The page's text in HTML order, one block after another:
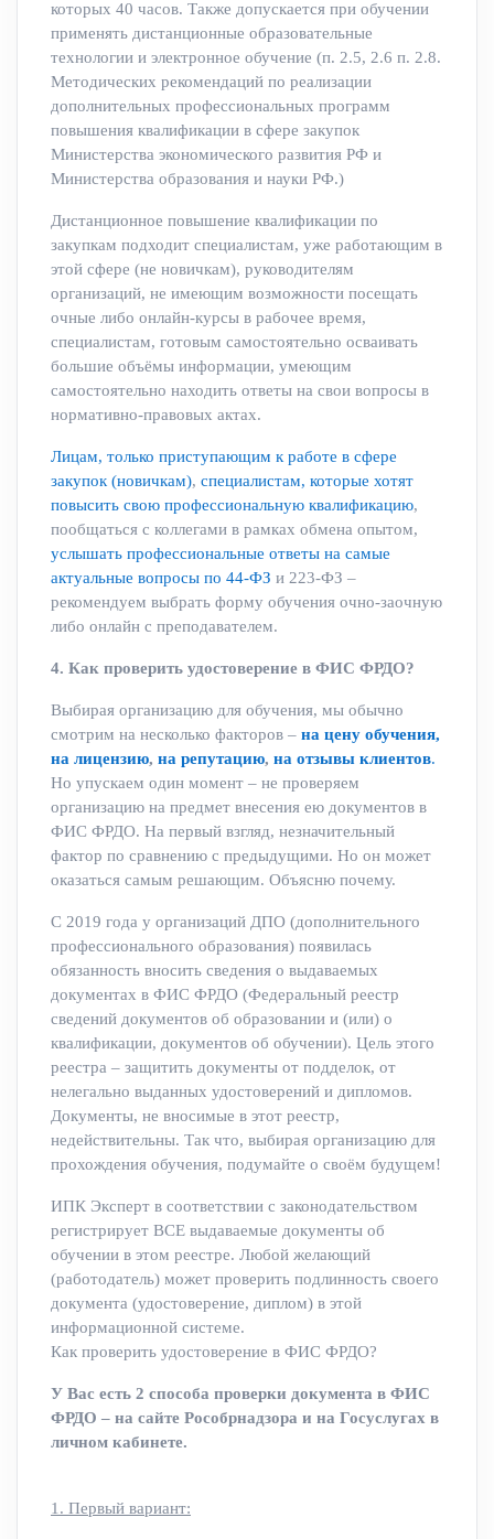
которых 40 часов. Также допускается при обучении
применять дистанционные образовательные
технологии и электронное обучение (п. 2.5, 2.6 п. 2.8.
Методических рекомендаций по реализации
дополнительных профессиональных программ
повышения квалификации в сфере закупок
Министерства экономического развития РФ и
Министерства образования и науки РФ.)
Дистанционное повышение квалификации по
закупкам подходит специалистам, уже работающим в
этой сфере (не новичкам), руководителям
организаций, не имеющим возможности посещать
очные либо онлайн-курсы в рабочее время,
специалистам, готовым самостоятельно осваивать
большие объёмы информации, умеющим
самостоятельно находить ответы на свои вопросы в
нормативно-правовых актах.
Лицам, только приступающим к работе в сфере
закупок (новичкам), специалистам, которые хотят
повысить свою профессиональную квалификацию,
пообщаться с коллегами в рамках обмена опытом,
услышать профессиональные ответы на самые
актуальные вопросы по 44-ФЗ и 223-ФЗ –
рекомендуем выбрать форму обучения очно-заочную
либо онлайн с преподавателем.
4. Как проверить удостоверение в ФИС ФРДО?
Выбирая организацию для обучения, мы обычно
смотрим на несколько факторов – на цену обучения,
на лицензию, на репутацию, на отзывы клиентов.
Но упускаем один момент – не проверяем
организацию на предмет внесения ею документов в
ФИС ФРДО. На первый взгляд, незначительный
фактор по сравнению с предыдущими. Но он может
оказаться самым решающим. Объясню почему.
С 2019 года у организаций ДПО (дополнительного
профессионального образования) появилась
обязанность вносить сведения о выдаваемых
документах в ФИС ФРДО (Федеральный реестр
сведений документов об образовании и (или) о
квалификации, документов об обучении). Цель этого
реестра – защитить документы от подделок, от
нелегально выданных удостоверений и дипломов.
Документы, не вносимые в этот реестр,
недействительны. Так что, выбирая организацию для
прохождения обучения, подумайте о своём будущем!
ИПК Эксперт в соответствии с законодательством
регистрирует ВСЕ выдаваемые документы об
обучении в этом реестре. Любой желающий
(работодатель) может проверить подлинность своего
документа (удостоверение, диплом) в этой
информационной системе.
Как проверить удостоверение в ФИС ФРДО?
У Вас есть 2 способа проверки документа в ФИС
ФРДО – на сайте Рособрнадзора и на Госуслугах в
личном кабинете.
1. Первый вариант: